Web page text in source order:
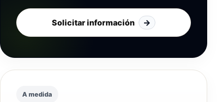
Solicitar información →
A medida